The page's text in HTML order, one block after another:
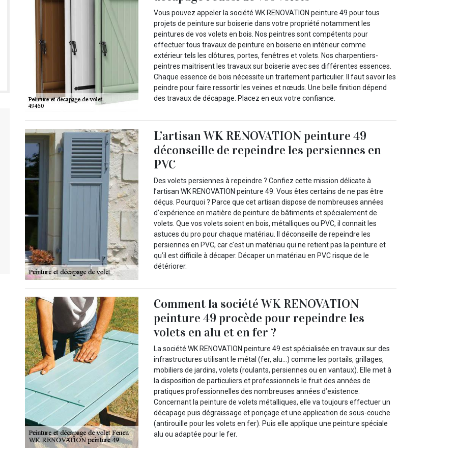
Vous pouvez appeler la société WK RENOVATION peinture 49 pour tous
projets de peinture sur boiserie dans votre propriété notamment les
peintures de vos volets en bois. Nos peintres sont compétents pour
effectuer tous travaux de peinture en boiserie en intérieur comme
extérieur tels les clôtures, portes, fenêtres et volets. Nos charpentiers-
peintres maitrisent les travaux sur boiserie avec ses différentes essences.
Chaque essence de bois nécessite un traitement particulier. Il faut savoir les
peindre pour faire ressortir les veines et nœuds. Une belle finition dépend
des travaux de décapage. Placez en eux votre confiance.
L’artisan WK RENOVATION peinture 49
déconseille de repeindre les persiennes en
PVC
Des volets persiennes à repeindre ? Confiez cette mission délicate à
l’artisan WK RENOVATION peinture 49. Vous êtes certains de ne pas être
déçus. Pourquoi ? Parce que cet artisan dispose de nombreuses années
d’expérience en matière de peinture de bâtiments et spécialement de
volets. Que vos volets soient en bois, métalliques ou PVC, il connait les
astuces du pro pour chaque matériau. Il déconseille de repeindre les
persiennes en PVC, car c’est un matériau qui ne retient pas la peinture et
qu’il est difficile à décaper. Décaper un matériau en PVC risque de le
détériorer.
Comment la société WK RENOVATION
peinture 49 procède pour repeindre les
volets en alu et en fer ?
La société WK RENOVATION peinture 49 est spécialisée en travaux sur des
infrastructures utilisant le métal (fer, alu…) comme les portails, grillages,
mobiliers de jardins, volets (roulants, persiennes ou en vantaux). Elle met à
la disposition de particuliers et professionnels le fruit des années de
pratiques professionnelles des nombreuses années d’existence.
Concernant la peinture de volets métalliques, elle va toujours effectuer un
décapage puis dégraissage et ponçage et une application de sous-couche
(antirouille pour les volets en fer). Puis elle applique une peinture spéciale
alu ou adaptée pour le fer.